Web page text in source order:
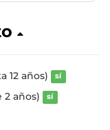
12 años) sí
años) sí